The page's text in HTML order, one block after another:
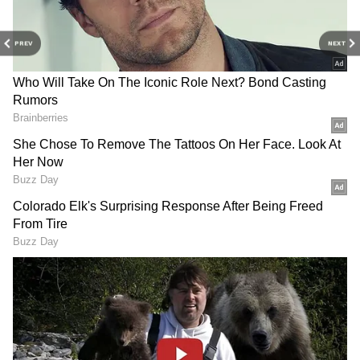
PREV NEXT
அதிகாரிகள் அதையெல்லாம் கேட்காமல்
தங்களது செல்போன்களில் வாட்ஸ் அப்,
பேஸ்புக் உள்ளிட்ட சமூக வலை தளங்களில்
பார்த்துக் கொண்டிருந்தனர்.
அதோடுமட்டுமல்லாமல் சில அதிகாரிகள்
தங்களது செல்போன்களில் வீடியோ
கேம்களை விளையாடிக் கொண்டிருந்தனர்.
இது தொடர்பான புகைப்படங்கள் மற்றும்
வீடியோக்கள் வைரலாகி வருகிறது.
RECOMMENDED STORIES
CM Vijay: டைவர்ஸ்
கேஸை வாபஸ் வாங்கிய
சங்கீதா! சமரசமா?
அரசியல் நிர்பந்தமா?
Vijay - Sangeetha:
பிரியமானவருக்காக
இறங்கி வந்த சங்கீதா
விஜய்.! தடைகளை